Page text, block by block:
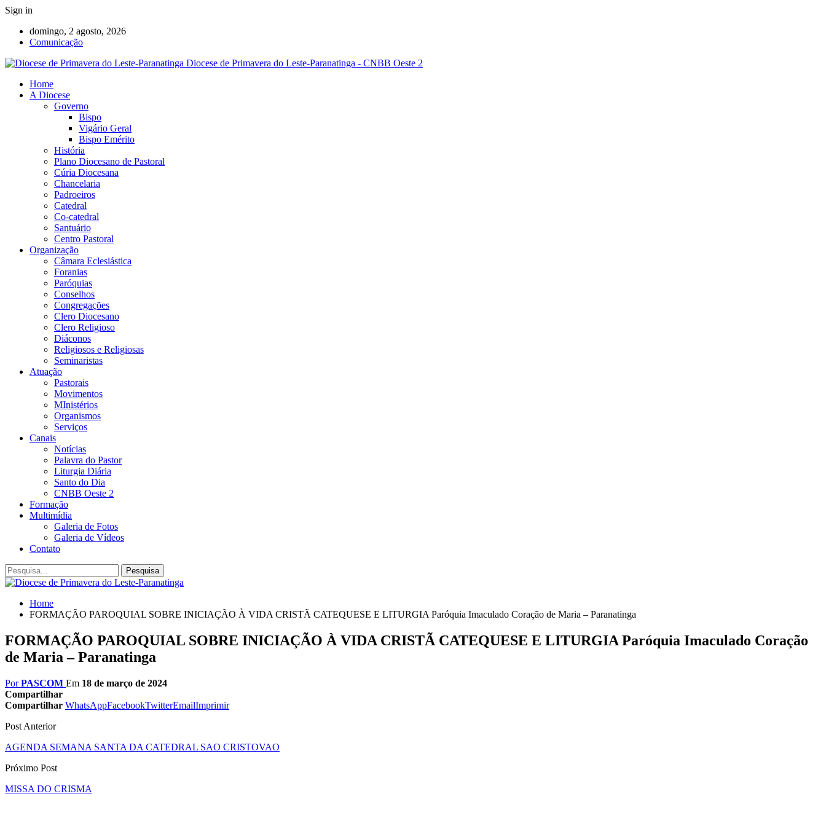
Sign in
domingo, 2 agosto, 2026
Comunicação
Diocese de Primavera do Leste-Paranatinga - CNBB Oeste 2
Home
A Diocese
Governo
Bispo
Vigário Geral
Bispo Emérito
História
Plano Diocesano de Pastoral
Cúria Diocesana
Chancelaria
Padroeiros
Catedral
Co-catedral
Santuário
Centro Pastoral
Organização
Câmara Eclesiástica
Foranias
Paróquias
Conselhos
Congregações
Clero Diocesano
Clero Religioso
Diáconos
Religiosos e Religiosas
Seminaristas
Atuação
Pastorais
Movimentos
MInistérios
Organismos
Serviços
Canais
Notícias
Palavra do Pastor
Liturgia Diária
Santo do Dia
CNBB Oeste 2
Formação
Multimídia
Galeria de Fotos
Galeria de Vídeos
Contato
Home
FORMAÇÃO PAROQUIAL SOBRE INICIAÇÃO À VIDA CRISTÃ CATEQUESE E LITURGIA Paróquia Imaculado Coração de Maria – Paranatinga
FORMAÇÃO PAROQUIAL SOBRE INICIAÇÃO À VIDA CRISTÃ CATEQUESE E LITURGIA Paróquia Imaculado Coração
de Maria – Paranatinga
PorPASCOM Em 18 de março de 2024
Compartilhar
Compartilhar WhatsAppFacebookTwitterEmailImprimir
Post Anterior
AGENDA SEMANA SANTA DA CATEDRAL SAO CRISTOVAO
Próximo Post
MISSA DO CRISMA